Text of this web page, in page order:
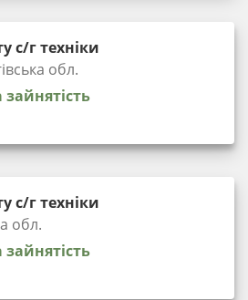
с/г техніки
обл.
с/г техніки
обл.